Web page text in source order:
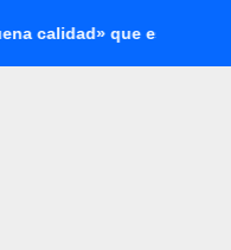
siendo exportado a 21